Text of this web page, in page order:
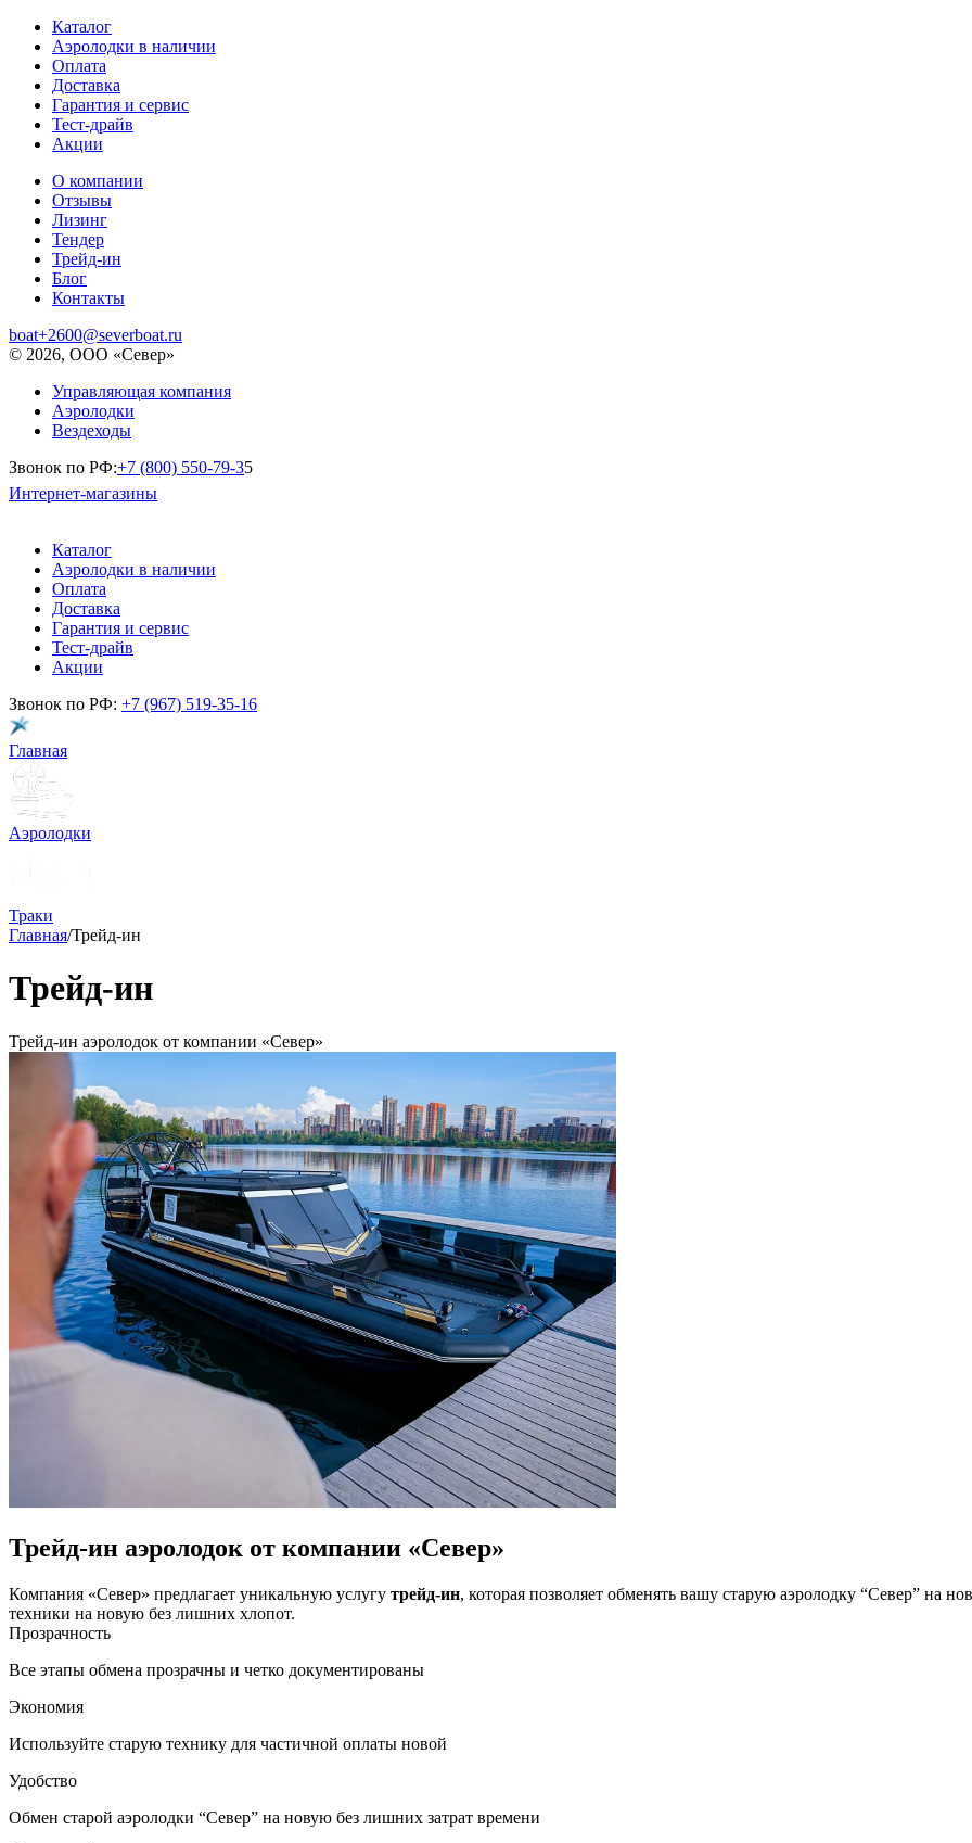
Каталог
Аэролодки в наличии
Оплата
Доставка
Гарантия и сервис
Тест-драйв
Акции
О компании
Отзывы
Лизинг
Тендер
Трейд-ин
Блог
Контакты
boat+2600@severboat.ru
© 2026, ООО «Север»
Управляющая компания
Аэролодки
Вездеходы
Звонок по РФ:+7 (800) 550-79-35
Интернет-магазины
Каталог
Аэролодки в наличии
Оплата
Доставка
Гарантия и сервис
Тест-драйв
Акции
Звонок по РФ: +7 (967) 519-35-16
Главная
Аэролодки
Траки
Главная/Трейд-ин
Трейд-ин
Трейд-ин аэролодок от компании «Север»
Трейд-ин аэролодок от компании «Север»
Компания «Север» предлагает уникальную услугу трейд-ин, которая позволяет обменять вашу старую аэролодку “Север” на
техники на новую без лишних хлопот.
Прозрачность
Все этапы обмена прозрачны и четко документированы
Экономия
Используйте старую технику для частичной оплаты новой
Удобство
Обмен старой аэролодки “Север” на новую без лишних затрат времени